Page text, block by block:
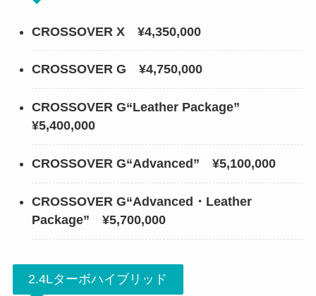
CROSSOVER X ¥4,350,000
CROSSOVER G ¥4,750,000
CROSSOVER G“Leather Package”
¥5,400,000
CROSSOVER G“Advanced” ¥5,100,000
CROSSOVER G“Advanced・Leather
Package” ¥5,700,000
2.4Lターボハイブリッド